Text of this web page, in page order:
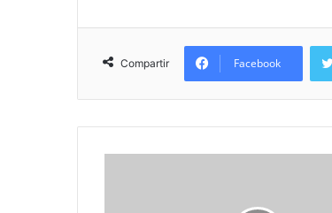
Compartir Facebook